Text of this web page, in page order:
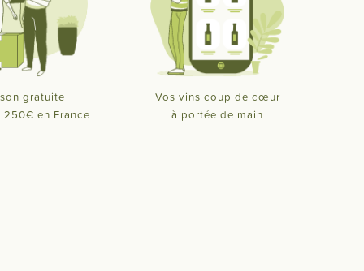
gratuite
250€ en France
Vos vins coup de cœur
à portée de main